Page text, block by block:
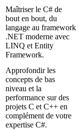
Maîtriser le C# de
bout en bout, du
langage au framework
.NET moderne avec
LINQ et Entity
Framework.
Approfondir les
concepts de bas
niveau et la
performance sur des
projets C et C++ en
complément de votre
expertise C#.